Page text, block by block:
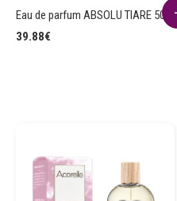
Eau de parfum ABSOLU TIARE 50ml
39.88€